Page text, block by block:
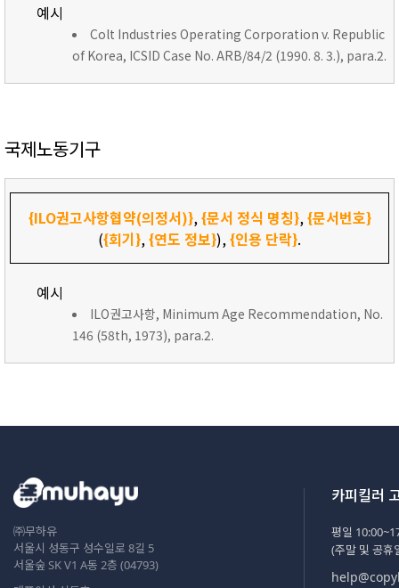
예시
Colt Industries Operating Corporation v. Republic
of Korea, ICSID Case No. ARB/84/2 (1990. 8. 3.), para.2.
국제노동기구
{ILO권고사항협약(의정서)},{문서 정식 명칭},{문서번호}
({회기},{연도 정보}),{인용 단락}.
예시
ILO권고사항, Minimum Age Recommendation, No.
146 (58th, 1973), para.2.
㈜무하유
서울시 성동구 성수일로 8길 5
서울숲 SK V1 A동 2층 (04793)
카피킬러
평일
(주말 및 공휴